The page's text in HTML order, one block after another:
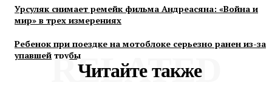
Урсуляк снимает ремейк фильма Андреасяна: «Война и
мир» в трех измерениях
Ребенок при поездке на мотоблоке серьезно ранен из-за
упавшей трубы
Читайте также
RELATED